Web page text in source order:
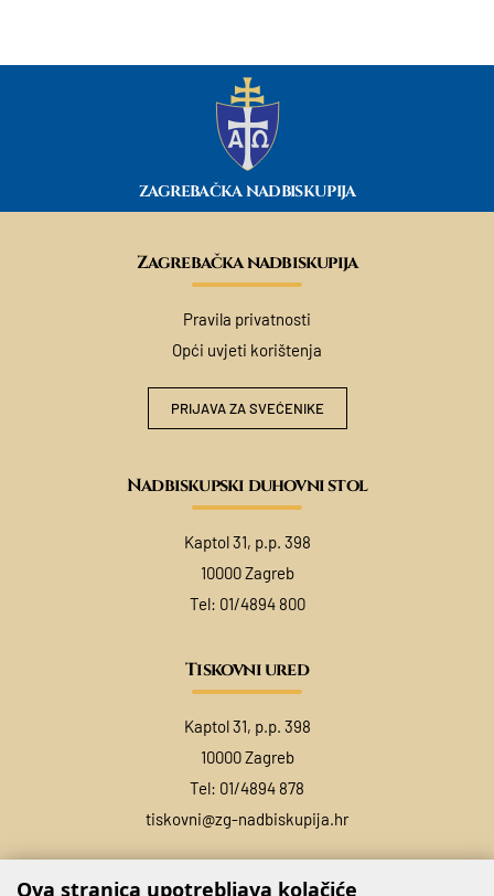
ZAGREBAČKA NADBISKUPIJA
Zagrebačka nadbiskupija
Pravila privatnosti
Opći uvjeti korištenja
PRIJAVA ZA SVEĆENIKE
Nadbiskupski duhovni stol
Kaptol 31, p.p. 398
10000 Zagreb
Tel: 01/4894 800
Tiskovni ured
Kaptol 31, p.p. 398
10000 Zagreb
Tel: 01/4894 878
tiskovni@zg-nadbiskupija.hr
Ova stranica upotrebljava kolačiće